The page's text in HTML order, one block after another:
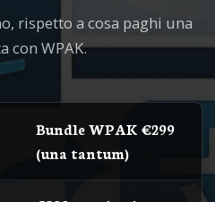
rispetto a cosa paghi una
con WPAK.
Bundle WPAK €299
(una tantum)